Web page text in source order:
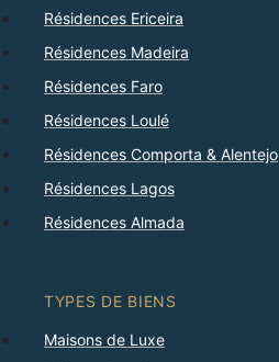
Résidences Ericeira
Résidences Madeira
Résidences Faro
Résidences Loulé
Résidences Comporta & Alentejo
Résidences Lagos
Résidences Almada
TYPES DE BIENS
Maisons de Luxe